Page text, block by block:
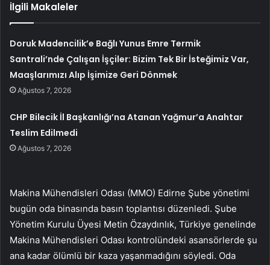
İlgili Makaleler
Doruk Madencilik’e Bağlı Yunus Emre Termik
Santrali’nde Çalışan İşçiler: Bizim Tek Bir İsteğimiz Var,
Maaşlarımızı Alıp İşimize Geri Dönmek
Ağustos 7, 2026
CHP Bilecik İl Başkanlığı’na Atanan Yağmur’a Anahtar
Teslim Edilmedi
Ağustos 7, 2026
Makina Mühendisleri Odası (MMO) Edirne Şube yönetimi
bugün oda binasında basın toplantısı düzenledi. Şube
Yönetim Kurulu Üyesi Metin Özaydınlık, Türkiye genelinde
Makina Mühendisleri Odası kontrolündeki asansörlerde şu
ana kadar ölümlü bir kaza yaşanmadığını söyledi. Oda